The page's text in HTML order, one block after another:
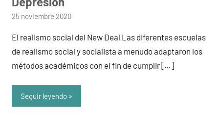
por
25 noviembre 2020
El realismo social del New Deal Las diferentes escuelas
de realismo social y socialista a menudo adaptaron los
métodos académicos con el fin de cumplir […]
Seguir leyendo